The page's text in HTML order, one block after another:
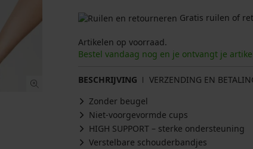
Gratis ruilen of
Artikelen op voorraad.
Bestel vandaag nog en je ontvangt je
BESCHRIJVING VERZENDING EN
Zonder beugel
Niet-voorgevormde cups
HIGH SUPPORT – sterke ondersteuning
Verstelbare schouderbandjes